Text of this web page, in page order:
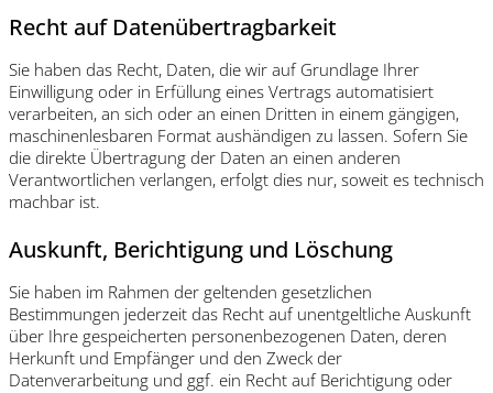
Recht auf Datenübertragbarkeit
Sie haben das Recht, Daten, die wir auf Grundlage Ihrer
Einwilligung oder in Erfüllung eines Vertrags automatisiert
verarbeiten, an sich oder an einen Dritten in einem gängigen,
maschinenlesbaren Format aushändigen zu lassen. Sofern Sie
die direkte Übertragung der Daten an einen anderen
Verantwortlichen verlangen, erfolgt dies nur, soweit es technisch
machbar ist.
Auskunft, Berichtigung und Löschung
Sie haben im Rahmen der geltenden gesetzlichen
Bestimmungen jederzeit das Recht auf unentgeltliche Auskunft
über Ihre gespeicherten personenbezogenen Daten, deren
Herkunft und Empfänger und den Zweck der
Datenverarbeitung und ggf. ein Recht auf Berichtigung oder